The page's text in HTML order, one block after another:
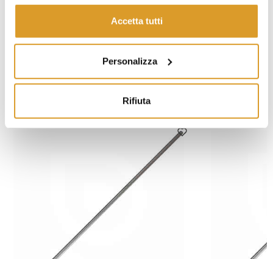
Accetta tutti
Personalizza
Rifiuta
Materiale tampone: polietilene alimentare
Idoneo per tutti i tipi di latte
PRODOTTI SIMILI